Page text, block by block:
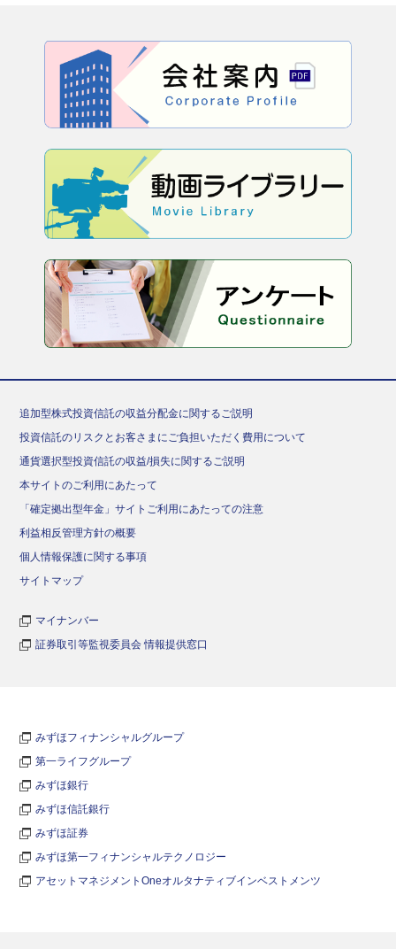
追加型株式投資信託の収益分配金に関するご説明
投資信託のリスクとお客さまにご負担いただく費用について
通貨選択型投資信託の収益/損失に関するご説明
本サイトのご利用にあたって
「確定拠出型年金」サイトご利用にあたっての注意
利益相反管理方針の概要
個人情報保護に関する事項
サイトマップ
マイナンバー
証券取引等監視委員会 情報提供窓口
みずほフィナンシャルグループ
第一ライフグループ
みずほ銀行
みずほ信託銀行
みずほ証券
みずほ第一フィナンシャルテクノロジー
アセットマネジメントOneオルタナティブインベストメンツ